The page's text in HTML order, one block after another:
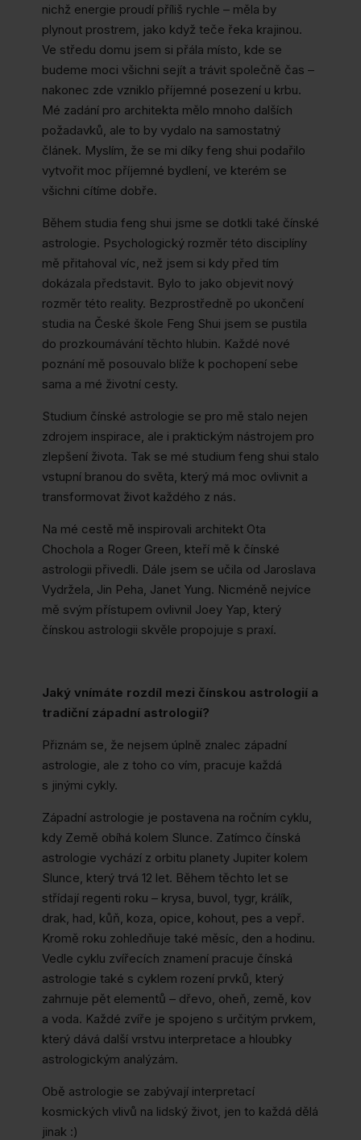
nichž energie proudí příliš rychle – měla by
plynout prostrem, jako když teče řeka krajinou.
Ve středu domu jsem si přála místo, kde se
budeme moci všichni sejít a trávit společně čas –
nakonec zde vzniklo příjemné posezení u krbu.
Mé zadání pro architekta mělo mnoho dalších
požadavků, ale to by vydalo na samostatný
článek. Myslím, že se mi díky feng shui podařilo
vytvořit moc příjemné bydlení, ve kterém se
všichni cítíme dobře.
Během studia feng shui jsme se dotkli také čínské
astrologie. Psychologický rozměr této disciplíny
mě přitahoval víc, než jsem si kdy před tím
dokázala představit. Bylo to jako objevit nový
rozměr této reality. Bezprostředně po ukončení
studia na České škole Feng Shui jsem se pustila
do prozkoumávání těchto hlubin. Každé nové
poznání mě posouvalo blíže k pochopení sebe
sama a mé životní cesty.
Studium čínské astrologie se pro mě stalo nejen
zdrojem inspirace, ale i praktickým nástrojem pro
zlepšení života. Tak se mé studium feng shui stalo
vstupní branou do světa, který má moc ovlivnit a
transformovat život každého z nás.
Na mé cestě mě inspirovali architekt Ota
Chochola a Roger Green, kteří mě k čínské
astrologii přivedli. Dále jsem se učila od Jaroslava
Vydržela, Jin Peha, Janet Yung. Nicméně nejvíce
mě svým přístupem ovlivnil Joey Yap, který
čínskou astrologii skvěle propojuje s praxí.
Jaký vnímáte rozdíl mezi čínskou astrologií a
tradiční západní astrologií?
Přiznám se, že nejsem úplně znalec západní
astrologie, ale z toho co vím, pracuje každá
s jinými cykly.
Západní astrologie je postavena na ročním cyklu,
kdy Země obíhá kolem Slunce. Zatímco čínská
astrologie vychází z orbitu planety Jupiter kolem
Slunce, který trvá 12 let. Během těchto let se
střídají regenti roku – krysa, buvol, tygr, králík,
drak, had, kůň, koza, opice, kohout, pes a vepř.
Kromě roku zohledňuje také měsíc, den a hodinu.
Vedle cyklu zvířecích znamení pracuje čínská
astrologie také s cyklem rození prvků, který
zahrnuje pět elementů – dřevo, oheň, země, kov
a voda. Každé zvíře je spojeno s určitým prvkem,
který dává další vrstvu interpretace a hloubky
astrologickým analýzám.
Obě astrologie se zabývají interpretací
kosmických vlivů na lidský život, jen to každá dělá
jinak :)